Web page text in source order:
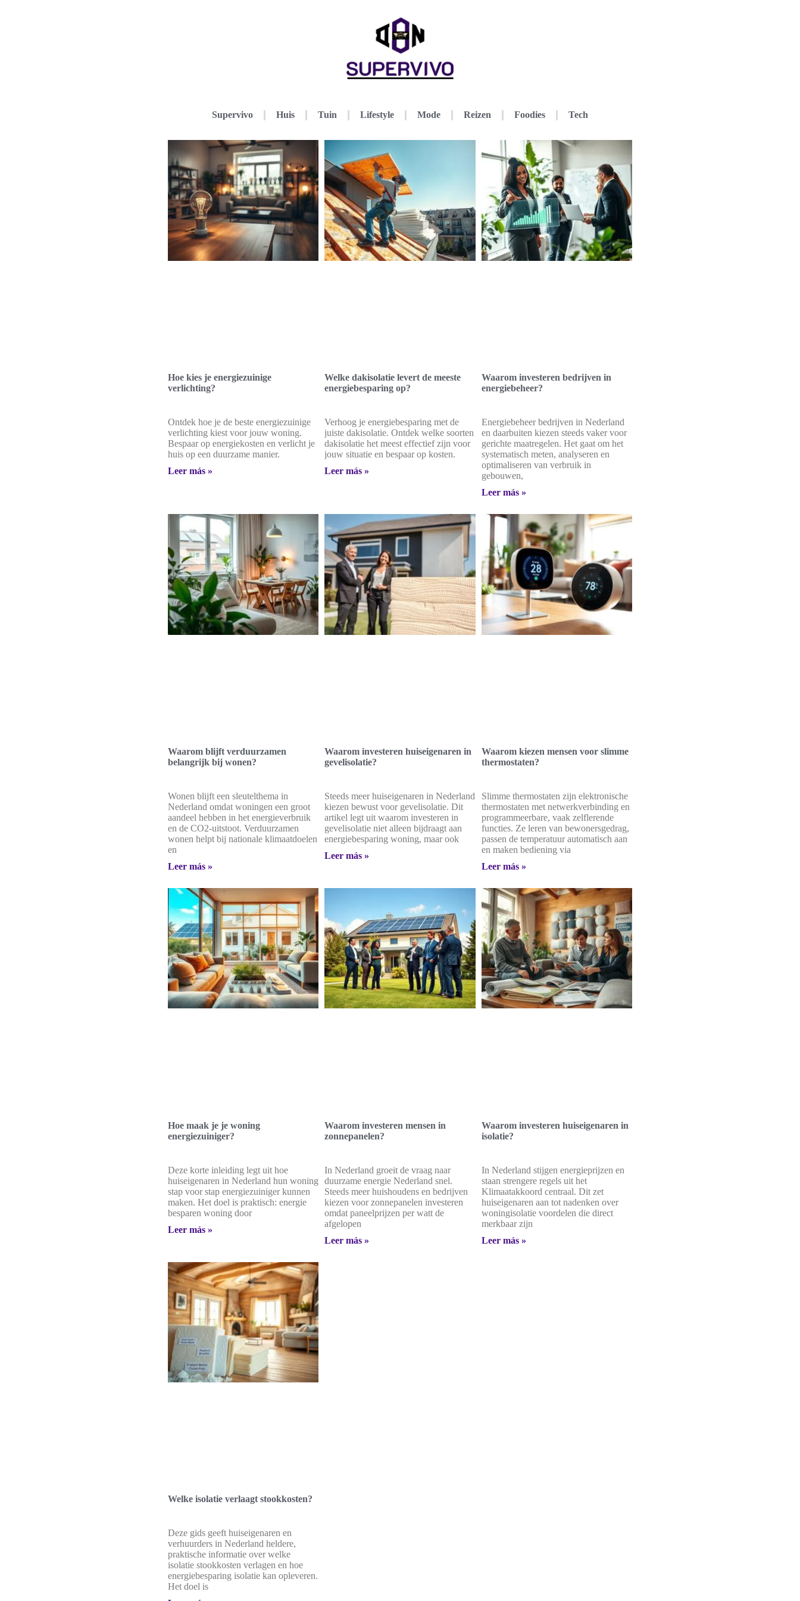
Supervivo Huis Tuin Lifestyle Mode Reizen Foodies Tech
Hoe kies je energiezuinige
verlichting?
Ontdek hoe je de beste energiezuinige
verlichting kiest voor jouw woning.
Bespaar op energiekosten en verlicht je
huis op een duurzame manier.
Leer más »
Welke dakisolatie levert de meeste
energiebesparing op?
Verhoog je energiebesparing met de
juiste dakisolatie. Ontdek welke soorten
dakisolatie het meest effectief zijn voor
jouw situatie en bespaar op kosten.
Leer más »
Waarom investeren bedrijven in
energiebeheer?
Energiebeheer bedrijven in Nederland
en daarbuiten kiezen steeds vaker voor
gerichte maatregelen. Het gaat om het
systematisch meten, analyseren en
optimaliseren van verbruik in
gebouwen,
Leer más »
Waarom blijft verduurzamen
belangrijk bij wonen?
Wonen blijft een sleutelthema in
Nederland omdat woningen een groot
aandeel hebben in het energieverbruik
en de CO2-uitstoot. Verduurzamen
wonen helpt bij nationale klimaatdoelen
en
Leer más »
Waarom investeren huiseigenaren in
gevelisolatie?
Steeds meer huiseigenaren in Nederland
kiezen bewust voor gevelisolatie. Dit
artikel legt uit waarom investeren in
gevelisolatie niet alleen bijdraagt aan
energiebesparing woning, maar ook
Leer más »
Waarom kiezen mensen voor slimme
thermostaten?
Slimme thermostaten zijn elektronische
thermostaten met netwerkverbinding en
programmeerbare, vaak zelflerende
functies. Ze leren van bewonersgedrag,
passen de temperatuur automatisch aan
en maken bediening via
Leer más »
Hoe maak je je woning
energiezuiniger?
Deze korte inleiding legt uit hoe
huiseigenaren in Nederland hun woning
stap voor stap energiezuiniger kunnen
maken. Het doel is praktisch: energie
besparen woning door
Leer más »
Waarom investeren mensen in
zonnepanelen?
In Nederland groeit de vraag naar
duurzame energie Nederland snel.
Steeds meer huishoudens en bedrijven
kiezen voor zonnepanelen investeren
omdat paneelprijzen per watt de
afgelopen
Leer más »
Waarom investeren huiseigenaren in
isolatie?
In Nederland stijgen energieprijzen en
staan strengere regels uit het
Klimaatakkoord centraal. Dit zet
huiseigenaren aan tot nadenken over
woningisolatie voordelen die direct
merkbaar zijn
Leer más »
Welke isolatie verlaagt stookkosten?
Deze gids geeft huiseigenaren en
verhuurders in Nederland heldere,
praktische informatie over welke
isolatie stookkosten verlagen en hoe
energiebesparing isolatie kan opleveren.
Het doel is